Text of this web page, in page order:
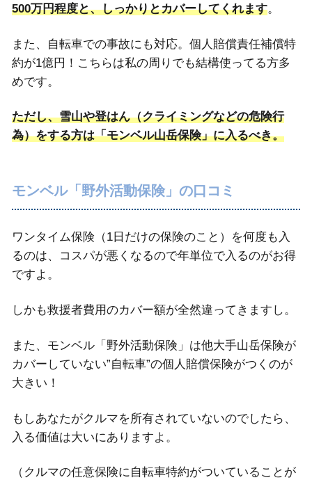
500万円程度と、しっかりとカバーしてくれます。
また、自転車での事故にも対応。個人賠償責任補償特
約が1億円！こちらは私の周りでも結構使ってる方多
めです。
ただし、雪山や登はん（クライミングなどの危険行
為）をする方は「モンベル山岳保険」に入るべき。
モンベル「野外活動保険」の口コミ
ワンタイム保険（1日だけの保険のこと）を何度も入
るのは、コスパが悪くなるので年単位で入るのがお得
ですよ。
しかも救援者費用のカバー額が全然違ってきますし。
また、モンベル「野外活動保険」は他大手山岳保険が
カバーしていない”自転車”の個人賠償保険がつくのが
大きい！
もしあなたがクルマを所有されていないのでしたら、
入る価値は大いにありますよ。
（クルマの任意保険に自転車特約がついていることが